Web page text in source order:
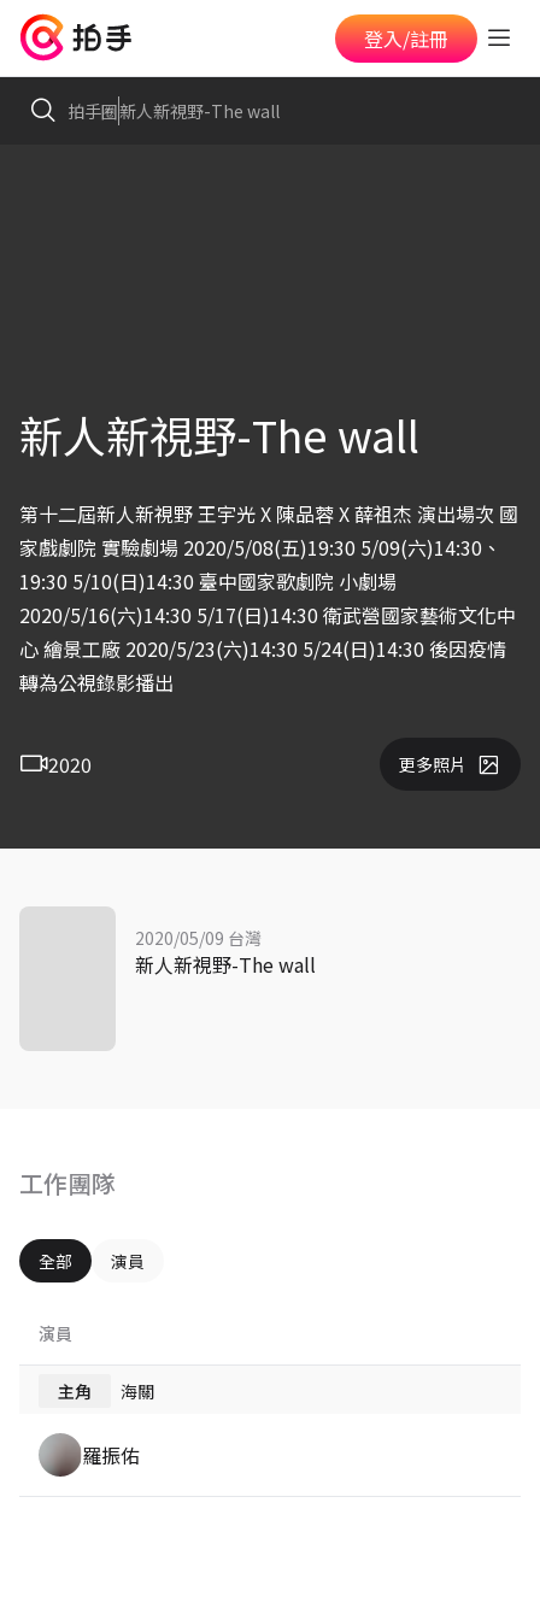
登入/註冊
拍手圈新人新視野-The wall
新人新視野-The wall
第十二屆新人新視野 王宇光 X 陳品蓉 X 薛祖杰 演出場次 國
家戲劇院 實驗劇場 2020/5/08(五)19:30 5/09(六)14:30、
19:30 5/10(日)14:30 臺中國家歌劇院 小劇場
2020/5/16(六)14:30 5/17(日)14:30 衛武營國家藝術文化中
心 繪景工廠 2020/5/23(六)14:30 5/24(日)14:30 後因疫情
轉為公視錄影播出
2020 更多照片
工作團隊
全部 演員
演員
主角 海關
羅振佑
2020/05/09 台灣
新人新視野-The wall